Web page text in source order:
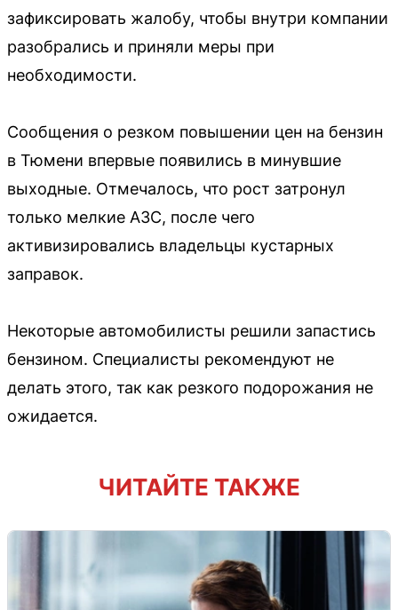
зафиксировать жалобу, чтобы внутри компании
разобрались и приняли меры при
необходимости.
Сообщения о резком повышении цен на бензин
в Тюмени впервые появились в минувшие
выходные. Отмечалось, что рост затронул
только мелкие АЗС, после чего
активизировались владельцы кустарных
заправок.
Некоторые автомобилисты решили запастись
бензином. Специалисты рекомендуют не
делать этого, так как резкого подорожания не
ожидается.
ЧИТАЙТЕ ТАКЖЕ